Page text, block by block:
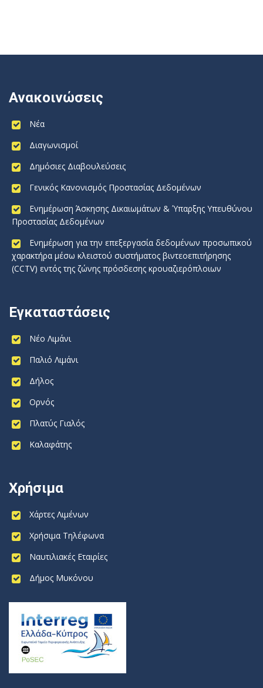
Ανακοινώσεις
Νέα
Διαγωνισμοί
Δημόσιες Διαβουλεύσεις
Γενικός Κανονισμός Προστασίας Δεδομένων
Ενημέρωση Άσκησης Δικαιωμάτων & Ύπαρξης Υπευθύνου
Προστασίας Δεδομένων
Ενημέρωση για την επεξεργασία δεδομένων προσωπικού
χαρακτήρα μέσω κλειστού συστήματος βιντεοεπιτήρησης
(CCTV) εντός της ζώνης πρόσδεσης κρουαζιερόπλοιων
Εγκαταστάσεις
Νέο Λιμάνι
Παλιό Λιμάνι
Δήλος
Ορνός
Πλατύς Γιαλός
Καλαφάτης
Χρήσιμα
Χάρτες Λιμένων
Χρήσιμα Τηλέφωνα
Ναυτιλιακές Εταιρίες
Δήμος Μυκόνου